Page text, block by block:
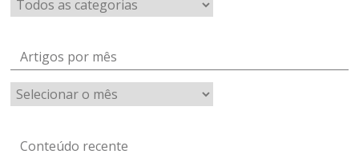
Artigos por mês
Artigos
por
Conteúdo recente